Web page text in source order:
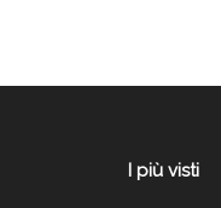
I più visti